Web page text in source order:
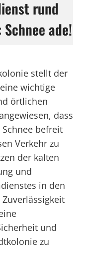
rund
ade!
stellt der
wichtige
örtlichen
dass
befreit
Verkehr zu
der kalten
und
in den
und
zu